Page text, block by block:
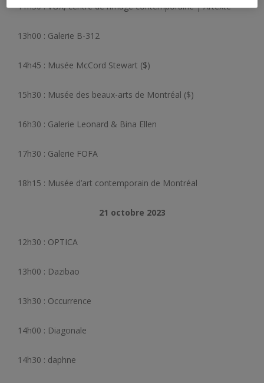
11h30 : VOX, centre de l’image contemporaine | Artexte
13h00 : Galerie B-312
14h45 : Musée McCord Stewart ($)
15h30 : Musée des beaux-arts de Montréal ($)
16h30 : Galerie Leonard & Bina Ellen
17h30 : Galerie FOFA
18h15 : Musée d’art contemporain de Montréal
21 octobre 2023
12h30 : OPTICA
13h00 : Dazibao
13h30 : Occurrence
14h00 : Diagonale
14h30 : daphne